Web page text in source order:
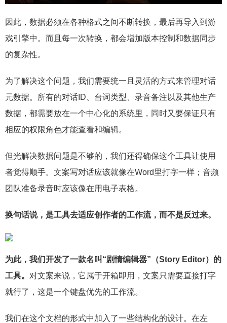
因此，数据必须在各种格式之间不断转换，最后再导入到游
戏引擎中。而且每一次转换，都会增加版本控制和数据同步
的复杂性。
为了解决这个问题，我们需要统一且灵活的方式来管理对话
元数据。所有的对话ID、台词类型、录音备注以及其他生产
数据，都需要放在一个中心化的系统里，同时又要保证只有
相应的权限角色才能查看和编辑。
但光解决数据问题是不够的，我们还得确保这个工具让使用
者觉得顺手。文案写对话应该就像在Word里打字一样；音频
团队准备录音时应该像在用电子表格。
换句话说，是工具去适应创作者的工作流，而不是反过来。
为此，我们开发了一款名叫“剧情编辑器”（Story Editor）的
工具。 对文案来说，它属于开箱即用，文案只需要直接打字
就行了，这是一个键盘优先的工作流。
我们在这个文档的形式中加入了一些结构化的设计。在左